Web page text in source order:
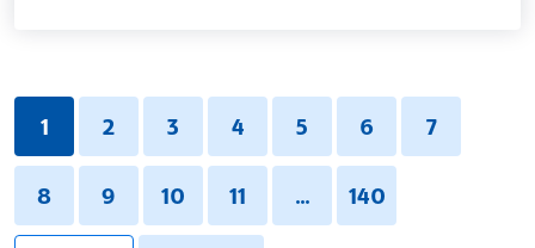
1 2 3 4 5 6 7
8 9 10 11 ... 140